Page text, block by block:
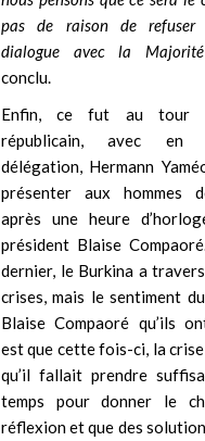
pas de raison de refuser
dialogue avec la
conclu.
Enfin, ce fut au tour
républicain, avec
délégation, Hermann
présenter aux hommes
après une heure
président Blaise
dernier, le Burkina a
crises, mais le sentiment
Blaise Compaoré qu’ils
est que cette fois-ci, la
qu’il fallait prendre
temps pour donner le
réflexion et que des